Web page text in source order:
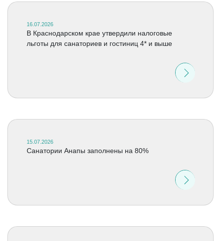
16.07.2026
В Краснодарском крае утвердили налоговые
льготы для санаториев и гостиниц 4* и выше
15.07.2026
Санатории Анапы заполнены на 80%